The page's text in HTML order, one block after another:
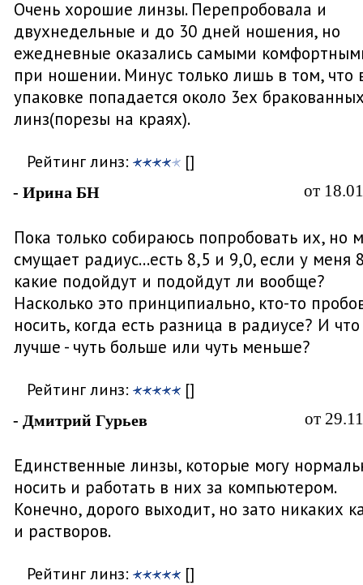
Очень хорошие линзы. Перепробовала и
двухнедельные и до 30 дней ношения, но
ежедневные оказались самыми
при ношении. Минус только лишь в том, что
упаковке попадается около 3ех
линз(порезы на краях).
Рейтинг линз: []
- Ирина БН от
Пока только собираюсь попробовать их, но
смущает радиус...есть 8,5 и 9,0, если у меня
какие подойдут и подойдут ли вообще?
Насколько это принципиально, кто-то
носить, когда есть разница в радиусе? И что
лучше - чуть больше или чуть меньше?
Рейтинг линз: []
- Дмитрий Гурьев от
Единственные линзы, которые могу
носить и работать в них за компьютером.
Конечно, дорого выходит, но зато никаких
и растворов.
Рейтинг линз: []